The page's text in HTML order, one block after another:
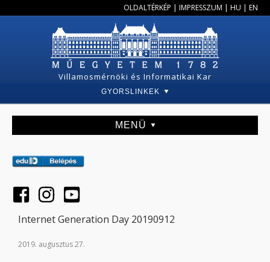
OLDALTÉRKÉP | IMPRESSZUM | HU | EN
Villamosmérnöki és Informatikai Kar
GYORSLINKEK
MENÜ
Internet Generation Day 20190912
2019. augusztus 27.